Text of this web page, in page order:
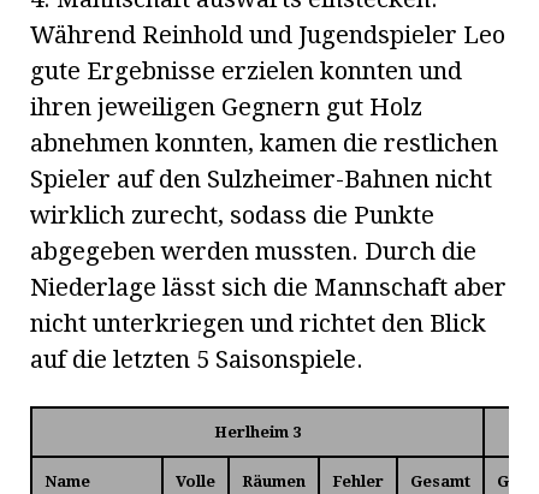
Während Reinhold und Jugendspieler Leo
gute Ergebnisse erzielen konnten und
ihren jeweiligen Gegnern gut Holz
abnehmen konnten, kamen die restlichen
Spieler auf den Sulzheimer-Bahnen nicht
wirklich zurecht, sodass die Punkte
abgegeben werden mussten. Durch die
Niederlage lässt sich die Mannschaft aber
nicht unterkriegen und richtet den Blick
auf die letzten 5 Saisonspiele.
Herlheim 3
Name Volle Räumen Fehler Gesamt